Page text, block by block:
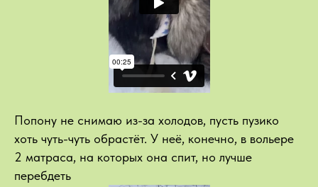
Попону не снимаю из-за холодов, пусть пузико
хоть чуть-чуть обрастёт. У неё, конечно, в вольере
2 матраса, на которых она спит, но лучше
перебдеть